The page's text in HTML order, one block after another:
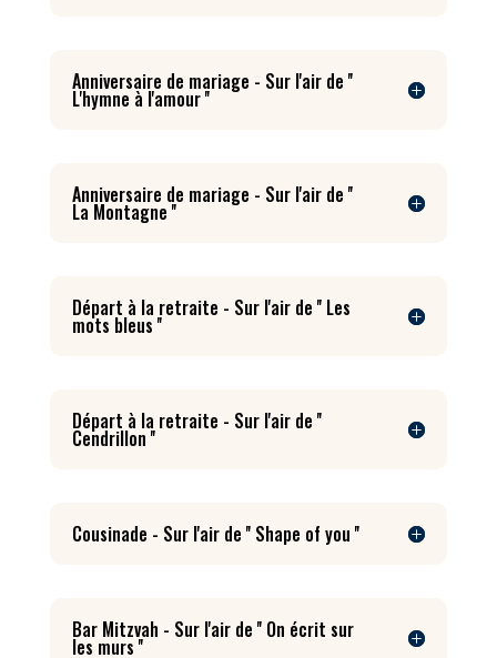
Anniversaire de mariage - Sur l'air de ''
L'hymne à l'amour ''
Anniversaire de mariage - Sur l'air de ''
La Montagne ''
Départ à la retraite - Sur l'air de '' Les
mots bleus ''
Départ à la retraite - Sur l'air de ''
Cendrillon ''
Cousinade - Sur l'air de '' Shape of you ''
Bar Mitzvah - Sur l'air de '' On écrit sur
les murs ''